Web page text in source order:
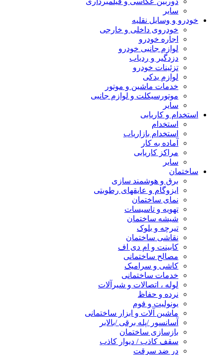
سایر
خودرو و وسایل نقلیه
خودروی داخلی و خارجی
اجاره خودرو
لوازم جانبی خودرو
دزدگیر و ردیاب
تزئینات خودرو
لوازم یدکی
خدمات ماشین و موتور
موتورسیکلت و لوازم جانبی
سایر
استخدام و کاریابی
استخدام
استخدام بازاریاب
آماده به کار
مراکز کاریابی
سایر
ساختمان
برق و هوشمند سازی
ایزوگام و عایقهای رطوبتی
نمای ساختمان
تهویه و تاسیسات
شیشه ساختمان
تیرچه و بلوک
نقاشی ساختمان
کابینت و ام دی اف
مصالح ساختمانی
کاشی و سرامیک
خدمات ساختمانی
لوله ، اتصالات و شیرآلات
نرده و حفاظ
یونولیت و فوم
ماشین آلات و ابزار ساختمانی
آسانسور /پله برقی /بالابر
بازسازی ساختمان
سقف کاذب / دیوار کاذب
در ضد سرقت